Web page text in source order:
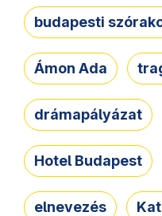
budapesti
Ámon Ada
drámapályázat
Hotel Budapest
elnevezés